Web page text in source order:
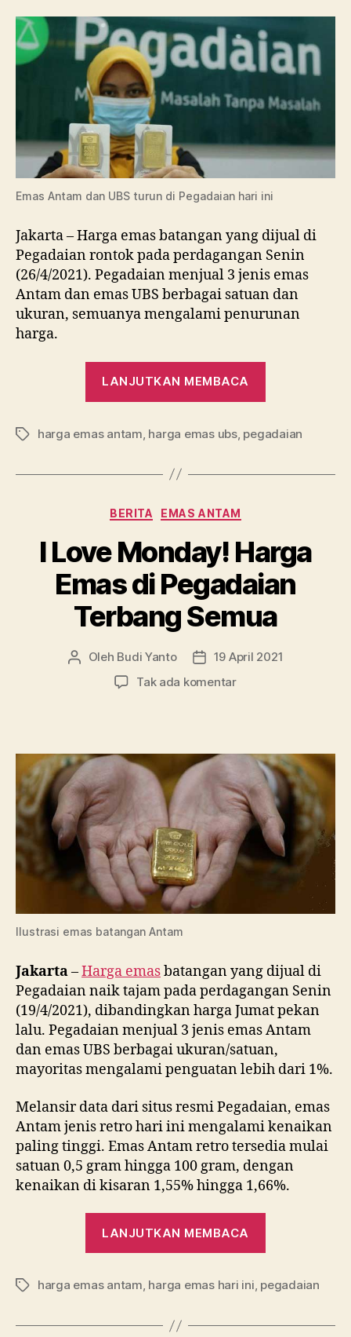
Emas
di
Pegadaian
Rontok
Emas Antam dan UBS turun di Pegadaian hari ini
Jakarta – Harga emas batangan yang dijual di
Pegadaian rontok pada perdagangan Senin
(26/4/2021). Pegadaian menjual 3 jenis emas
Antam dan emas UBS berbagai satuan dan
ukuran, semuanya mengalami penurunan
harga.
LANJUTKAN MEMBACA
Emas
Pegadaian
Tag harga emas antam harga emas ubs, pegadaian
Kategori
BERITA EMAS ANTAM
I Love Monday! Harga
Emas di Pegadaian
Terbang Semua
Penulis
Oleh Budi Yanto
Tanggal
artikel
19 April 2021
Tak ada komentarpada
Harga
Emas
di
Pegadaian
Terbang
Semua
Ilustrasi emas batangan Antam
Jakarta–Harga emasbatangan yang dijual di
Pegadaian naik tajam pada perdagangan Senin
(19/4/2021), dibandingkan harga Jumat pekan
lalu. Pegadaian menjual 3 jenis emas Antam
dan emas UBS berbagai ukuran/satuan,
mayoritas mengalami penguatan lebih dari 1%.
Melansir data dari situs resmi Pegadaian, emas
Antam jenis retro hari ini mengalami kenaikan
paling tinggi. Emas Antam retro tersedia mulai
satuan 0,5 gram hingga 100 gram, dengan
kenaikan di kisaran 1,55% hingga 1,66%.
LANJUTKAN MEMBACA
Harga
di
Tag harga emas antam, harga emas hari ini, pegadaian